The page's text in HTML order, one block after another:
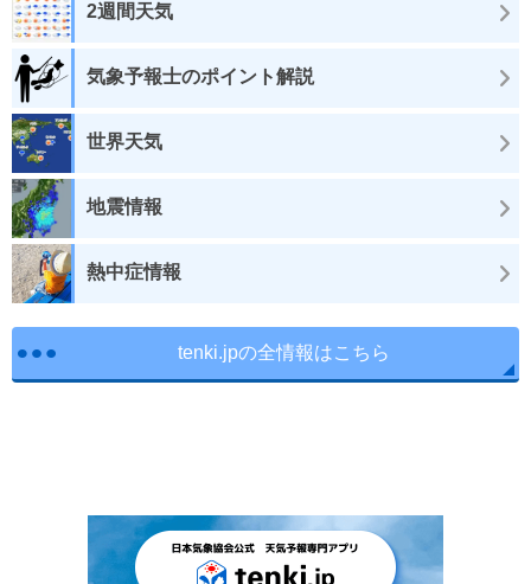
2週間天気
気象予報士のポイント解説
世界天気
地震情報
熱中症情報
tenki.jpの全情報はこちら